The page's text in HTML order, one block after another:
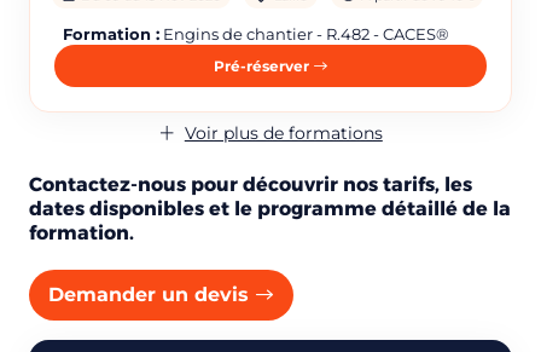
Formation : Engins de chantier - R.482 - CACES®
Pré-réserver
Voir plus de formations
Contactez-nous pour découvrir nos tarifs, les
dates disponibles et le programme détaillé de la
formation.
Demander un devis
Réserver une session
Vous êtes